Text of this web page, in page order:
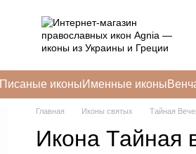
Писаные иконыИменные иконы
Главная Иконы святых Тайная
Икона Тайная